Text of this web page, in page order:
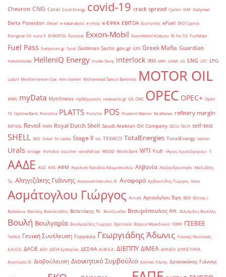
Chevron CNG Coral Coral Energy covid-19 crack spread Cyclon DAF Dailymail
Delta Poseidon diesel e-katanalotis e-shop e-ΕΦΚΑ EBITDA Economist eFuel EKO Cyprus
Energean Oil euro 5 EUROPOL Eurostat Exxon-Mobil ExxonMobil Κύπρου fit for 55 FuelMate
Fuel Pass fuelprices.gr fund Goldman Sachs gov.gr GPS Greek Mafia Guardian
Handelsblatt HelleniQ Energy Inside Story interlock IRIS kWh LANA LG LNG LPC LPG
Lukoil Mediterranean Gas mini market Mohammad Sanusi Barkindo MOTOR OIL
MWh myData Mytilineos myΘέρμανση newsauto.gr OIL ONE OPEC OPEC+ Open
TV Optima Bank Petrolina PLATTS Porsche POS Prudent Warrior RealNews refinery margin
REPSOL Revoil RMM Royal Dutch Shell Saudi Arabian Oil Company SECU-TECH self-test
SHELL SKG Sokol Sri Lanka Stage II sts TEXACO TotalEnergies TotalEnergy twitter
Urals vintage Viohalco voucher windfall tax WOOD World Bank WTI Yiufi «Άγιος Χριστόφορος» ΄1
ΑΑΔΕ ΑΟΖ ΑΠΕ ΑΦΜ Αγγελική Ναταλία Αδαμοπούλου Αλβανία Αλεξανδρούπολη Αλεξιάδης
Τρ. Αληγιζάκης Γιάννης Αναγνωστόπουλος Θ. Αναφορά Αρβανιτίδης Γιώργος Ασία
Ασμάτογλου Γιώργος Αττική Αχτσιόγλου Έφη ΒΕΘ Βέττας Ι.
Βαλκάνια Βασίλης Βασιλειάδης Βελετάκης Ν. Βενεζουέλα Βεσυρόπουλος Απ. Βιλιάρδος Βασίλης
Βουλή Βουλγαρία Βουλγαρίδης Γιώργος Βρετανία Βόρεια Μακεδονία ΓΕΜΗ ΓΣΕΒΕΕ
Γαλλία Γενική Συνέλευση Γερμανία Γεωργιάδης Άδωνις Γιάννης Θεοτοκάς
Δ.Α.Ο.Ε. ΔΑΟΕ ΔΕΗ ΔΕΠΑ Εμπορίας ΔΕΣΦΑ ΔΙ.Μ.Ε.Α. ΔΙΕΠΠΥ ΔΙΜΕΑ ΔΙΥΛΙΣΗ ΔΙΥΛΙΣΤΗΡΙΑ
Δαγούμας Θ. Διαβούλευση Διοικητικό Συμβούλιο Δούκας Χάρης Δρακακάκης Γιάννης